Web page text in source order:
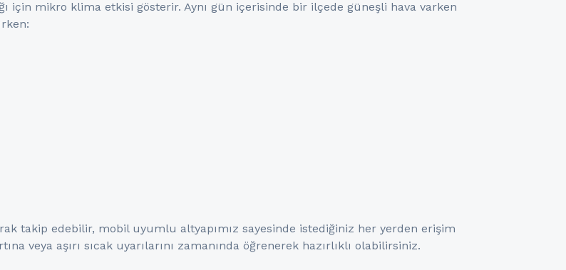
için mikro klima etkisi gösterir. Aynı gün içerisinde bir ilçede güneşli hava varken
takip edebilir, mobil uyumlu altyapımız sayesinde istediğiniz her yerden erişim
veya aşırı sıcak uyarılarını zamanında öğrenerek hazırlıklı olabilirsiniz.